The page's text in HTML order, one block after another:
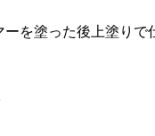
ーを塗った後上塗りで